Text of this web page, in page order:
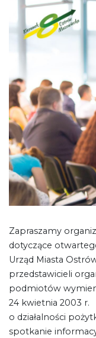
Zapraszamy
dotyczące
Urząd Miasta
przedstawicieli
podmiotów
24 kwietnia 2003 r.
o działalności
spotkanie